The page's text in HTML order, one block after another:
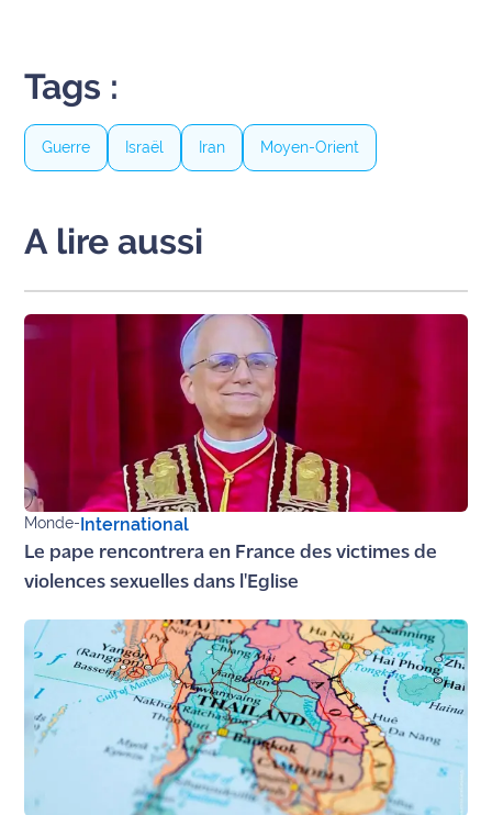
Tags :
Guerre Israël Iran Moyen-Orient
A lire aussi
Monde-International
Le pape rencontrera en France des victimes de
violences sexuelles dans l'Eglise